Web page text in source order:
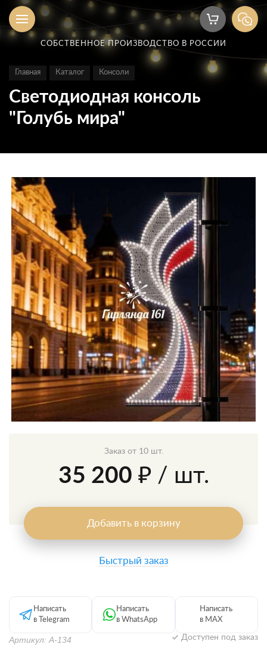
СОБСТВЕННОЕ ПРОИЗВОДСТВО В РОССИИ
Главная Каталог Консоли
Светодиодная консоль
"Голубь мира"
Артикул: А-134 Доступен под заказ
Заказ от 10 шт.
35 200 ₽/ шт.
Добавить в корзину
Быстрый заказ
Написать
в Telegram
Написать
в WhatsApp
Написать
в MAX